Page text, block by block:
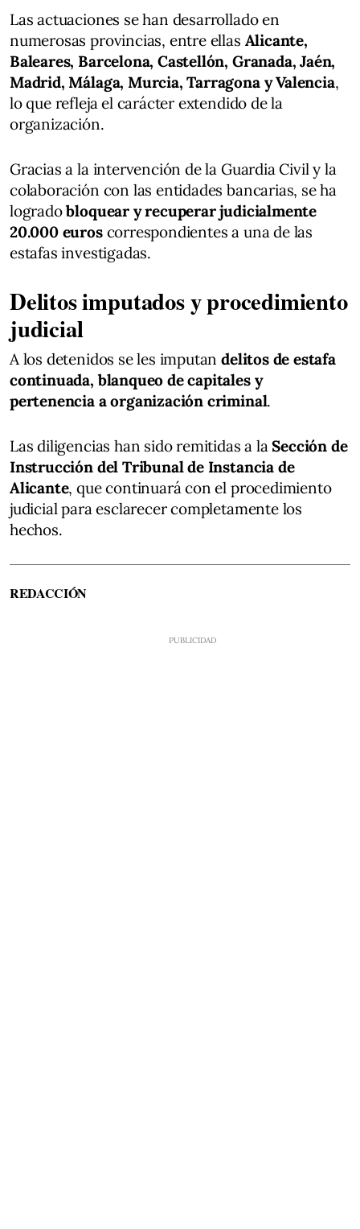
Las actuaciones se han desarrollado en
numerosas provincias, entre ellas Alicante,
Baleares, Barcelona, Castellón, Granada, Jaén,
Madrid, Málaga, Murcia, Tarragona y Valencia,
lo que refleja el carácter extendido de la
organización.
Gracias a la intervención de la Guardia Civil y la
colaboración con las entidades bancarias, se ha
logradobloquear y recuperar judicialmente
20.000 euroscorrespondientes a una de las
estafas investigadas.
Delitos imputados y procedimiento
judicial
A los detenidos se les imputandelitos de estafa
continuada, blanqueo de capitales y
pertenencia a organización criminal.
Las diligencias han sido remitidas a laSección de
Instrucción del Tribunal de Instancia de
Alicante, que continuará con el procedimiento
judicial para esclarecer completamente los
hechos.
REDACCIÓN